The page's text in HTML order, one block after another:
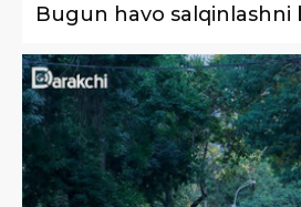
Bugun havo salqinlashni